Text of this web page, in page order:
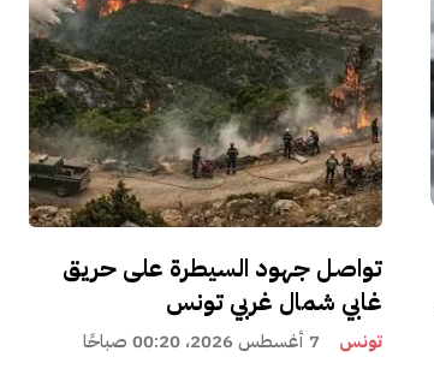
تواصل جهود السيطرة على حريق
غابي شمال غربي تونس
تونس 7 أغسطس 2026، 00:20 صباحًا